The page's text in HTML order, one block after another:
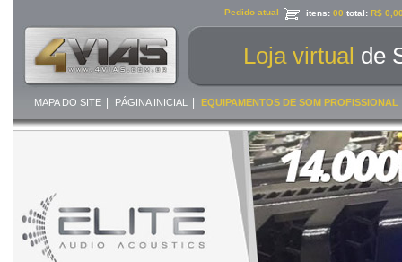
Pedido atual itens: 00 total: R$
Loja virtual de
MAPA DO SITE PÁGINA INICIAL EQUIPAMENTOS DE SOM PROFISSIONAL